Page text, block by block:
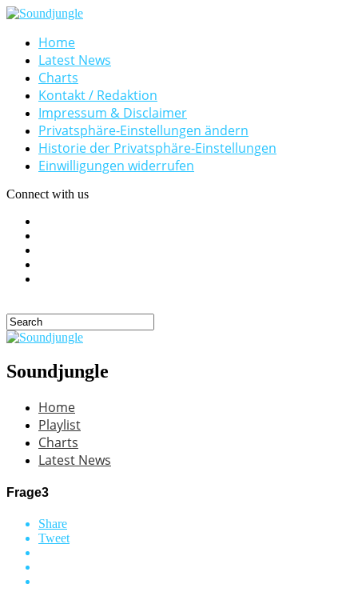
Home
Latest News
Charts
Kontakt / Redaktion
Impressum & Disclaimer
Privatsphäre-Einstellungen ändern
Historie der Privatsphäre-Einstellungen
Einwilligungen widerrufen
Connect with us
Soundjungle
Home
Playlist
Charts
Latest News
Frage3
Share
Tweet